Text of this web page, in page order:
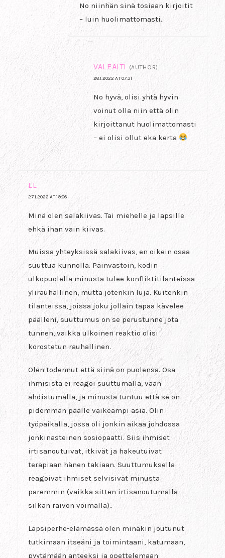
No niinhän sinä tosiaan kirjoitit
– luin huolimattomasti.
VALEÄITI (AUTHOR)
28.1.2022 AT 07:31
No hyvä, olisi yhtä hyvin
voinut olla niin että olin
kirjoittanut huolimattomasti
– ei olisi ollut eka kerta
LL
27.1.2022 AT 19:06
Minä olen salakiivas. Tai miehelle ja lapsille
ehkä ihan vain kiivas.
Muissa yhteyksissä salakiivas, en oikein osaa
suuttua kunnolla. Päinvastoin, kodin
ulkopuolella minusta tulee konfliktitilanteissa
ylirauhallinen, mutta jotenkin luja. Kuitenkin
tilanteissa, joissa joku jollain tapaa kävelee
päälleni, suuttumus on se perustunne jota
tunnen, vaikka ulkoinen reaktio olisi
korostetun rauhallinen.
Olen todennut että siinä on puolensa. Osa
ihmisistä ei reagoi suuttumalla, vaan
ahdistumalla, ja minusta tuntuu että se on
pidemmän päälle vaikeampi asia. Olin
työpaikalla, jossa oli jonkin aikaa johdossa
jonkinasteinen sosiopaatti. Siis ihmiset
irtisanoutuivat, itkivät ja hakeutuivat
terapiaan hänen takiaan. Suuttumuksella
reagoivat ihmiset selvisivät minusta
paremmin (vaikka sitten irtisanoutumalla
silkan raivon voimalla)..
Lapsiperhe-elämässä olen minäkin joutunut
tutkimaan itseäni ja toimintaani, katumaan,
pyytämään anteeksi ja opettelemaan